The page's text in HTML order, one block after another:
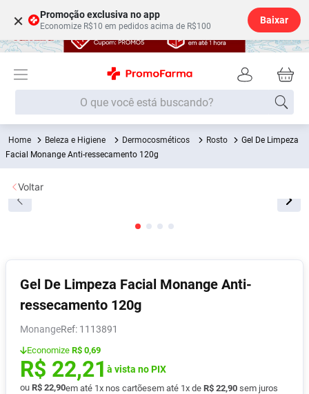
× Promoção exclusiva no app
Economize R$10 em pedidos acima de R$100
Baixar
O que você está buscando?
Beleza e Higiene Dermocosméticos Rosto
Gel De Limpeza
Facial Monange Anti-ressecamento 120g
Gel De Limpeza Facial Monange Anti-
ressecamento 120g
Monange : 1113891
Economize R$ 0,69
R$ 22,21 à vista no PIX
ou R$ 22,90em até 1x nos cartõesem até 1x de R$ 22,90 sem juros
Voltar
Termos mais buscados
1º Fralda
2
5º Fralda G
6º Shampoo
7º Desodorante
8º Pampers Confort Sec
9º Vitamina D
10 º Soro Fisiológico